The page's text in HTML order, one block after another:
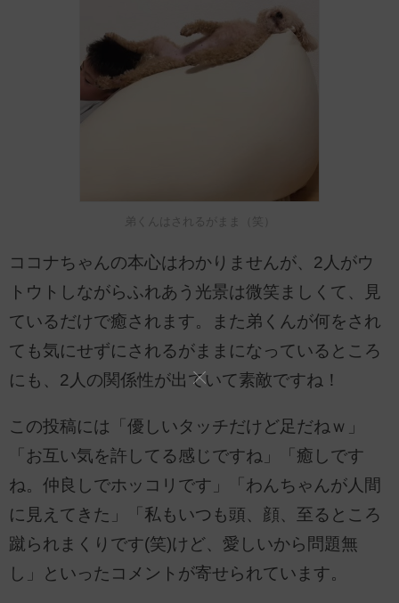
弟くんはされるがまま（笑）
ココナちゃんの本心はわかりませんが、2人がウ
トウトしながらふれあう光景は微笑ましくて、見
ているだけで癒されます。また弟くんが何をされ
ても気にせずにされるがままになっているところ
にも、2人の関係性が出ていて素敵ですね！
この投稿には「優しいタッチだけど足だねｗ」
「お互い気を許してる感じですね」「癒しです
ね。仲良しでホッコリです」「わんちゃんが人間
に見えてきた」「私もいつも頭、顔、至るところ
蹴られまくりです(笑)けど、愛しいから問題無
し」といったコメントが寄せられています。